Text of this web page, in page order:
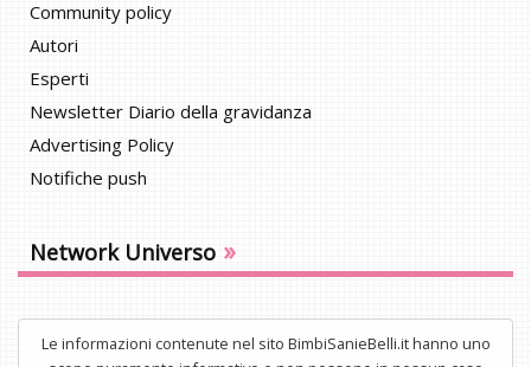
Community policy
Autori
Esperti
Newsletter Diario della gravidanza
Advertising Policy
Notifiche push
Network Universo »
Le informazioni contenute nel sito BimbiSanieBelli.it hanno uno